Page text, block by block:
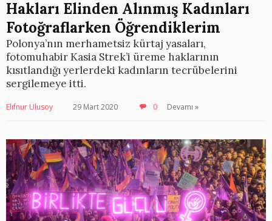
Hakları Elinden Alınmış Kadınları
Fotoğraflarken Öğrendiklerim
Polonya’nın merhametsiz kürtaj yasaları,
fotomuhabir Kasia Strek’i üreme haklarının
kısıtlandığı yerlerdeki kadınların tecrübelerini
sergilemeye itti.
Elifnur Ulusoy 29 Mart 2020 0 Devamı »